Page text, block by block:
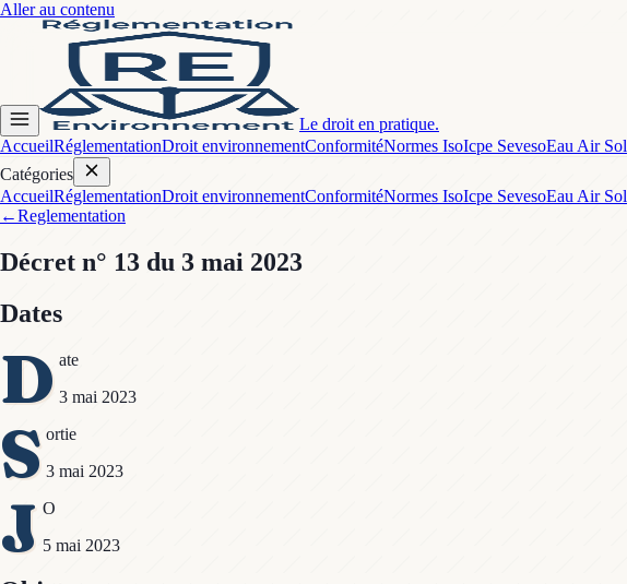
Aller au contenu
Le droit en pratique.
AccueilRéglementationDroit environnementConformitéNormes IsoIcpe SevesoEau Air Sol
Catégories
AccueilRéglementationDroit environnementConformitéNormes IsoIcpe SevesoEau Air Sol
←Reglementation
Décret n° 13 du 3 mai 2023
Dates
D ate
3 mai 2023
S ortie
3 mai 2023
J O
5 mai 2023